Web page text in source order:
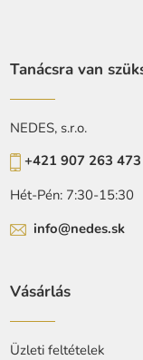
Tanácsra van
NEDES, s.r.o.
+421 907 263 473
Hét-Pén: 7:30-15:30
info@nedes.sk
Vásárlás
Üzleti feltételek